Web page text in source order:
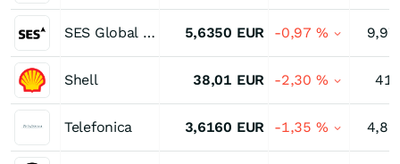
SES Global Cert. (A) 5,6350 EUR -0,97 %
Shell 38,01 EUR -2,30 %
Telefonica 3,6160 EUR -1,35 %